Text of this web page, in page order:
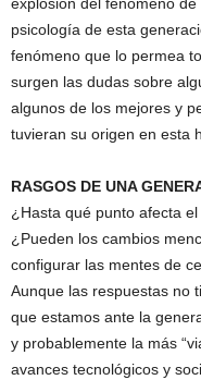
psicología de esta
fenómeno que lo permea
surgen las dudas sobre
algunos de los mejores y
tuvieran su origen en esta
RASGOS DE UNA
¿Hasta qué punto afecta
¿Pueden los cambios
configurar las mentes de
Aunque las respuestas no
que estamos ante la
y probablemente la más
avances tecnológicos y